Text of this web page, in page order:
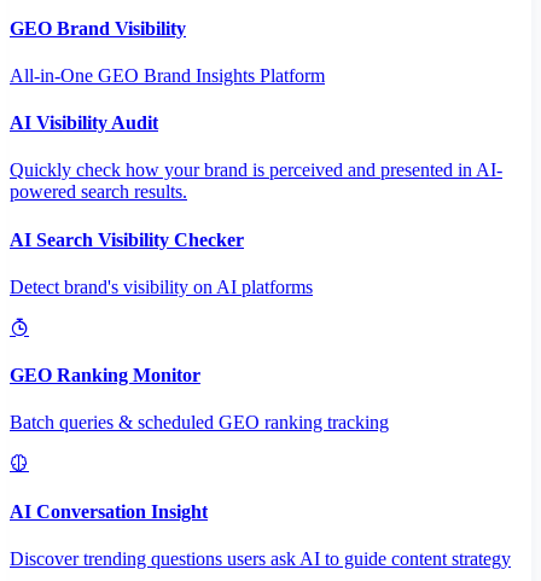
GEO Brand Visibility
All-in-One GEO Brand Insights Platform
AI Visibility Audit
Quickly check how your brand is perceived and presented in AI-
powered search results.
AI Search Visibility Checker
Detect brand's visibility on AI platforms
GEO Ranking Monitor
Batch queries & scheduled GEO ranking tracking
AI Conversation Insight
Discover trending questions users ask AI to guide content strategy